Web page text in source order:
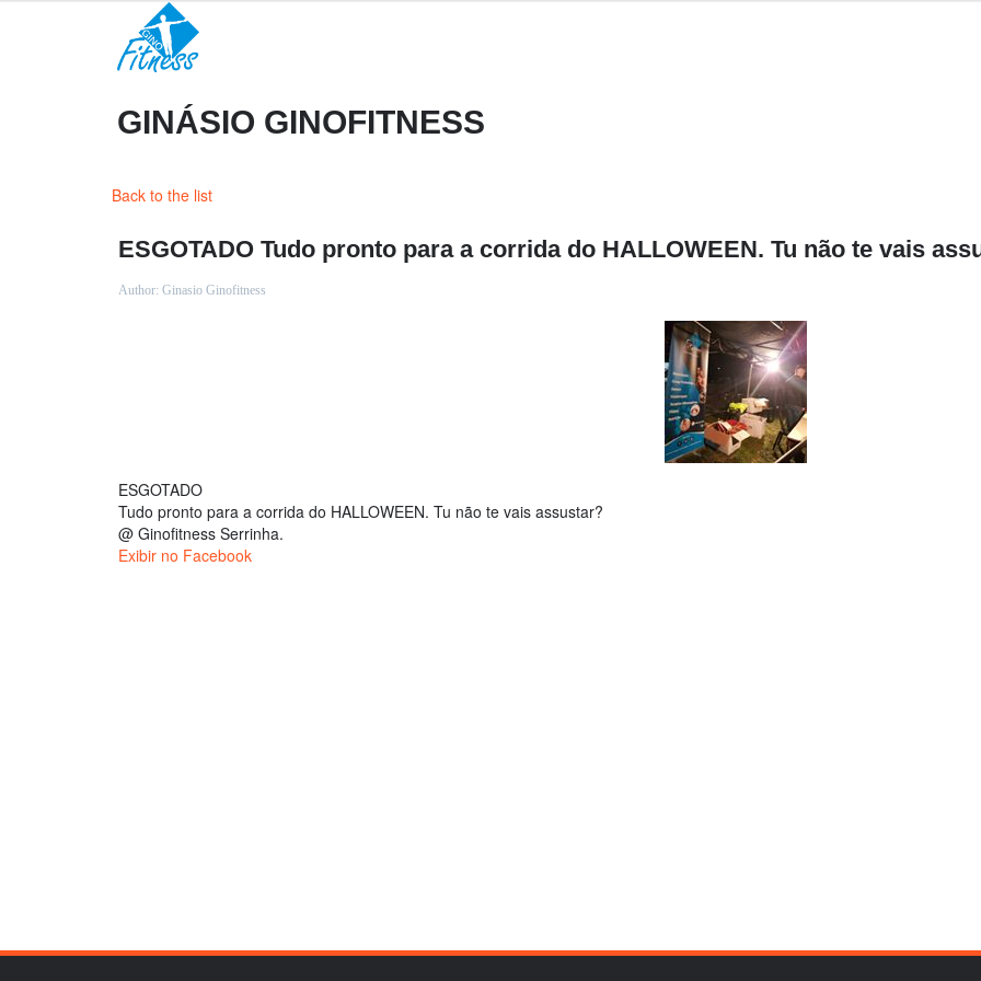
GINÁSIO GINOFITNESS
Back to the list
ESGOTADO Tudo pronto para a corrida do HALLOWEEN. Tu não te vais
Author: Ginasio Ginofitness
ESGOTADO
Tudo pronto para a corrida do HALLOWEEN. Tu não te vais assustar?
@ Ginofitness Serrinha.
Exibir no Facebook